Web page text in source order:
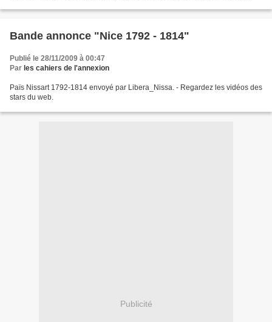
Bande annonce "Nice 1792 - 1814"
Publié le 28/11/2009 à 00:47
Par les cahiers de l'annexion
Païs Nissart 1792-1814 envoyé par Libera_Nissa. - Regardez les vidéos des
stars du web.
Publicité